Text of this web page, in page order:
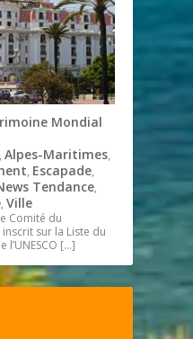
Mondial
,Alpes-Maritimes,
, Escapade,
Tendance,
,Ville
Comité du
sur la Liste du
[…]